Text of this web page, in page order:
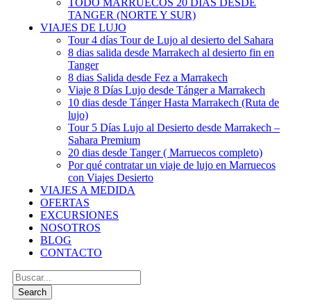
TODO MARRUECOS 20 DIAS DESDE
TANGER (NORTE Y SUR)
VIAJES DE LUJO
Tour 4 días Tour de Lujo al desierto del Sahara
8 dias salida desde Marrakech al desierto fin en
Tanger
8 dias Salida desde Fez a Marrakech
Viaje 8 Días Lujo desde Tánger a Marrakech
10 dias desde Tánger Hasta Marrakech (Ruta de
lujo)
Tour 5 Días Lujo al Desierto desde Marrakech –
Sahara Premium
20 dias desde Tanger ( Marruecos completo)
Por qué contratar un viaje de lujo en Marruecos
con Viajes Desierto
VIAJES A MEDIDA
OFERTAS
EXCURSIONES
NOSOTROS
BLOG
CONTACTO